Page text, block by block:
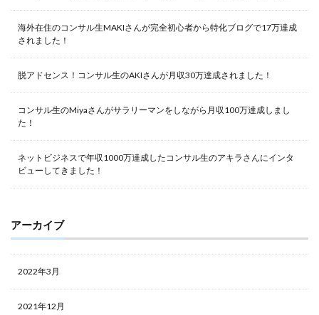
海外在住のコンサル生MAKIさんが完全初心者から特化ブログで17万達成
されました！
脱アドセンス！コンサル生のAKIさんが月収30万達成されました！
コンサル生のMiyaさんがサラリーマンをしながら月収100万達成しまし
た！
ネットビジネスで年収1000万達成したコンサル生のアキラさんにインタ
ビューしてきました！
アーカイブ
2022年3月
2021年12月